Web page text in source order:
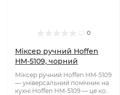
0
Міксер ручний Hoffen
HM-5109, чорний
Міксер ручний Hoffen HM-5109
— універсальний помічник на
кухні Hoffen HM-5109 — це ко..